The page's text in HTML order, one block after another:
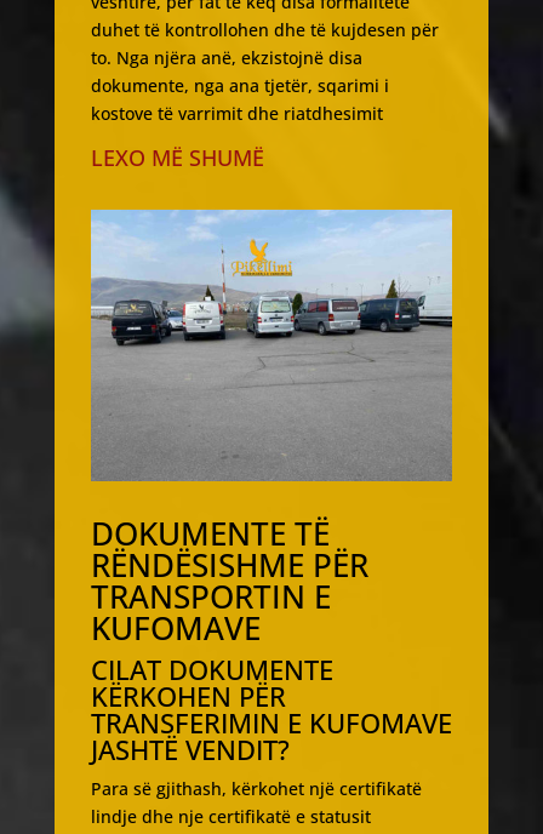
duhet të kontrollohen dhe të kujdesen për
to. Nga njëra anë, ekzistojnë disa
dokumente, nga ana tjetër, sqarimi i
kostove të varrimit dhe riatdhesimit
LEXO MË SHUMË
DOKUMENTE TË
RËNDËSISHME PËR
TRANSPORTIN E
KUFOMAVE
CILAT DOKUMENTE
KËRKOHEN PËR
TRANSFERIMIN E KUFOMAVE
JASHTË VENDIT?
Para së gjithash, kërkohet një certifikatë
lindje dhe nje certifikatë e statusit